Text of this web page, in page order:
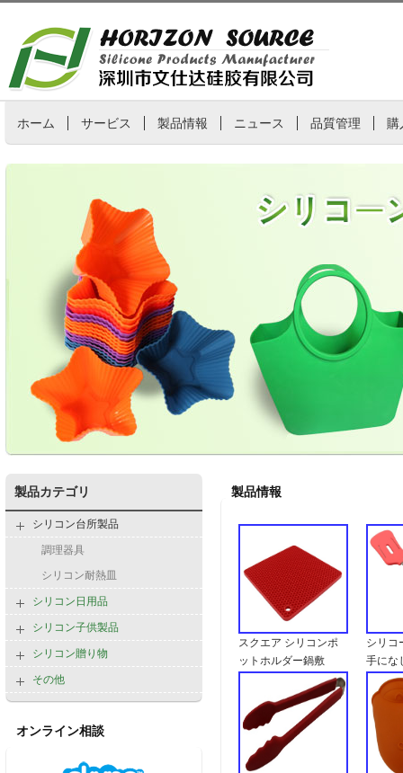
ホーム サービス 製品情報 ニュース 品質管理 購
製品カテゴリ
シリコン台所製品
調理器具
シリコン耐熱皿
シリコン日用品
シリコン子供製品
シリコン贈り物
その他
オンライン相談
製品情報
スクエア シリコンポ
ットホルダー鍋敷
き・鍋つかみ(HS-
シリコ
手にな
グリ